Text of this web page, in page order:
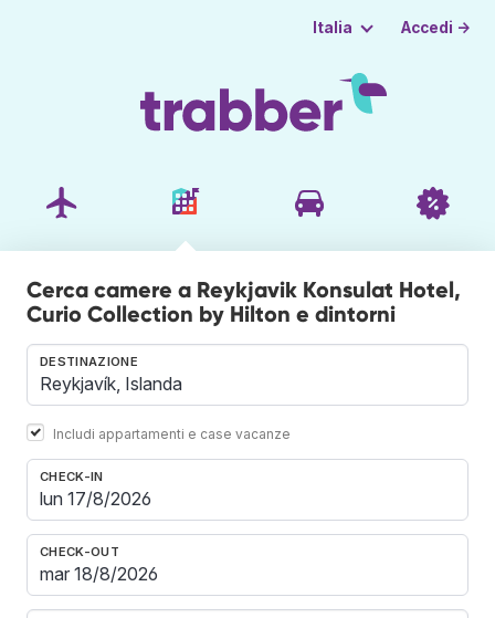
Italia Accedi →
Cerca camere a Reykjavik Konsulat Hotel,
Curio Collection by Hilton e dintorni
DESTINAZIONE
Includi appartamenti e case vacanze
CHECK-IN
CHECK-OUT